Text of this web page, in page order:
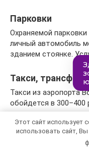
Парковки
Охраняемой
личный автомобиль
зданием стоянке.
Такси, трансфер
Такси из аэропорта
обойдется в 300–400
можно через
Такси.
Аэропорт
Этот сайт использует
использовать сайт, Вы